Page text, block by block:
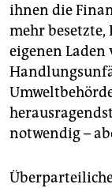
ihnen die
mehr besetzte,
eigenen Laden
notwendig –